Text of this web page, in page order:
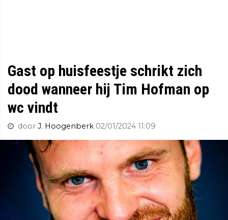
Gast op huisfeestje schrikt zich
dood wanneer hij Tim Hofman op
wc vindt
door J. Hoogenberk 02/01/2024 11:09